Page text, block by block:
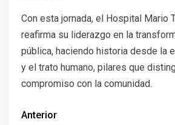
Con esta jornada, el Hospital Mario
reafirma su liderazgo en la
pública, haciendo historia desde la
y el trato humano, pilares que
compromiso con la comunidad.
Anterior